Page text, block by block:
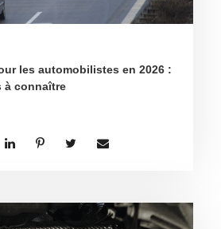
les automobilistes en 2026 :
à connaître